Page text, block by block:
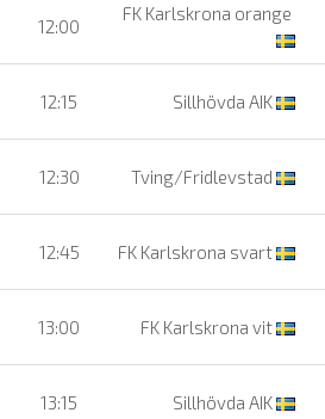
12:00
FK Karlskrona orange
12:15 Sillhövda AIK
12:30 Tving/Fridlevstad
12:45 FK Karlskrona svart
13:00 FK Karlskrona vit
13:15 Sillhövda AIK